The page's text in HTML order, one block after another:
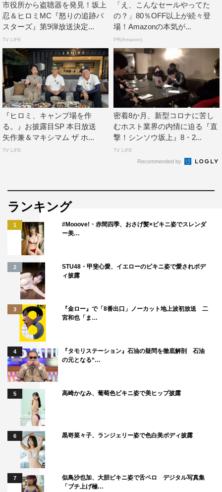
を無断で欠席。このサボりがもたらした、とんでもない結
末とは。
き合いがある坂上に思うことなどを語り尽くす。
番組情報
『直撃！シンソウ坂上』
フジテレビ系
2020年9月17日（木）後9時～9時54分
＜出演者＞
MC：坂上忍
VTR出演：ヒロミ 他
©フジテレビ
ヒロミ 坂上忍
市役所から盗聴器を発見！坂上
忍＆ヒロミMC『怒りの追跡バ
スターズ』第9弾放送決定...
TV LIFE
「え、こんなセールやってた
の？」80％OFF以上が続々登
場！Amazonの本気が...
PR(Amazon)
『ヒロミ、キャンプ場を作
る。』お披露目SP 本日放送
矢作兼＆マキシマム ザ ホ...
TV LIFE
密着8か月、新型コロナに苦し
むホスト業界の内情に迫る『直
撃！シンソウ坂上』8・2...
TV LIFE
Recommended by
ランキング
1
#Mooove!・赤間四季、おさげ髪×ビキニ姿でスレンダ
ー美…
2
STU48・甲斐心愛、イエローのビキニ姿で愛されボデ
ィ披露
3
『金ロー』で「8番出口」ノーカット地上波初放送 二
宮和也「ま…
4
『タモリステーション』石油の疑問を徹底解剖 石油
の元となる“…
5 高崎かなみ、葡萄色ビキニ姿で美ヒップ披露
6 黒嵜菜々子、ランジェリー姿で色白美ボディ披露
7
似鳥沙也加、大胆ビキニ姿で舌ペロ デジタル写真集
「ブチ上げ極…